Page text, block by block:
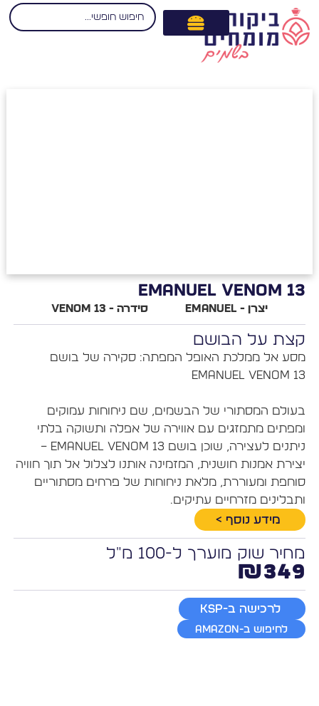
EMANUEL VENOM
יצרן - Emanuel סידרה - Venom 13
על הבושם
מסע אל ממלכת האופל המפתה: סקירה של בושם
בעולם המסתורי של הבשמים, שם ניחוחות עמוקים
ומפתים מתמזגים עם אווירה של אפלה ותשוקה בלתי
ניתנים לעצירה, שוכן בושם Emanuel Venom 13 –
יצירת אמנות חושנית, המזמינה אותנו לצלול אל תוך חוויה
סוחפת ומעוררת, מלאת ניחוחות של פרחים מסתוריים
מזרחיים עתיקים.
מידע נוסף >
שוק מוערך ל-100 מ"ל
לרכישה ב-KSP
לחיפוש ב-Amazon